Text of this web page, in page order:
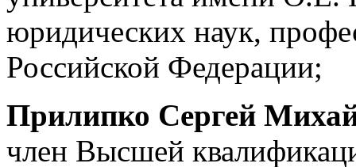
юридических наук,
Российской Федерации;
Прилипко Сергей
член Высшей